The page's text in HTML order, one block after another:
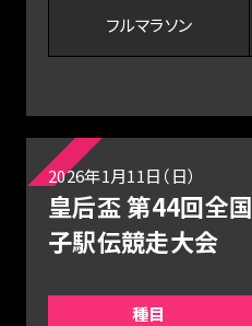
フルマラソン
2026年1月11日（日）
皇后盃 第44回全
子駅伝競走大会
種目